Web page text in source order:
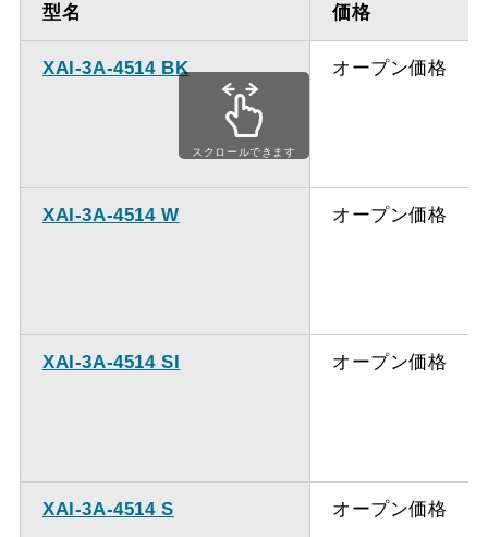
ダクト方向上
方（天井取付
タイプ）
最大寸法 850mm
タイプ）
最小寸法 485mm
備考
点検口を設けての最小寸
型名 価格
XAI-3A-4514 BK オープン価格
XAI-3A-4514 W オープン価格
XAI-3A-4514 SI オープン価格
XAI-3A-4514 S オープン価格
スクロールできます